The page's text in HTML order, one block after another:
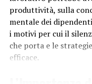
potente e malvagio.
In conclusione, la
nella serie di Harry
parte dell’autrice per
produttività, sulla
mentale dei
i motivi per cui il
che porta e le
efficace.